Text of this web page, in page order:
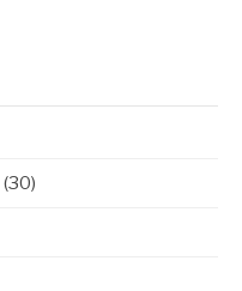
(30)